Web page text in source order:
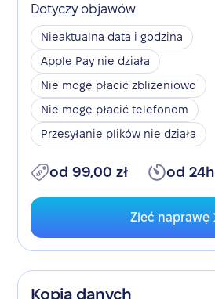
Dotyczy objawów
Nieaktualna data i godzina
Apple Pay nie działa
Nie mogę płacić zbliżeniowo
Nie mogę płacić telefonem
Przesyłanie plików nie działa
od 99,00 zł od 24h
Zleć naprawę
Kopia danych